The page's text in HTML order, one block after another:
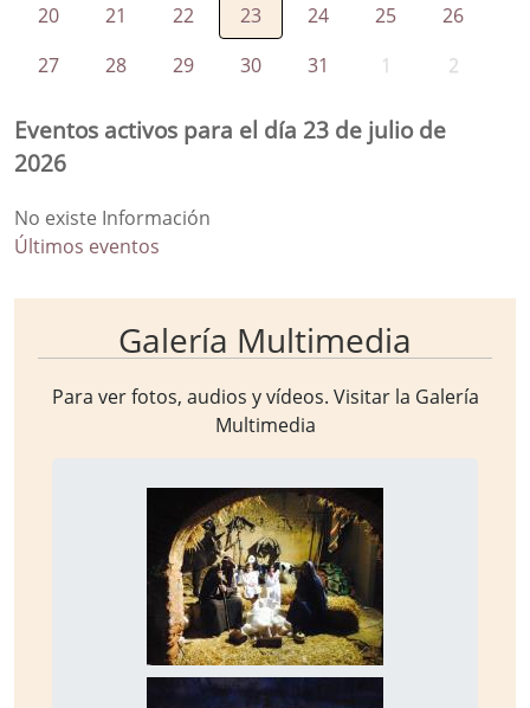
20 21 22 23 24 25
26
27
28 29 30 31 1 2
Eventos activos para el día 23 de julio de
2026
No existe Información
Últimos eventos
Galería Multimedia
Para ver fotos, audios y vídeos. Visitar la Galería
Multimedia